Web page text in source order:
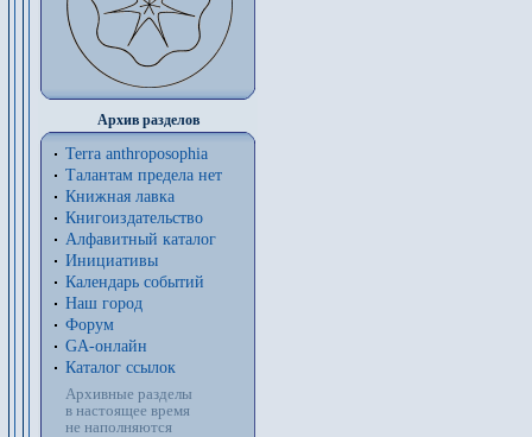
Архив разделов
Terra anthroposophia
Талантам предела нет
Книжная лавка
Книгоиздательство
Алфавитный каталог
Инициативы
Календарь событий
Наш город
Форум
GA-онлайн
Каталог ссылок
Архивные разделы
в настоящее время
не наполняются